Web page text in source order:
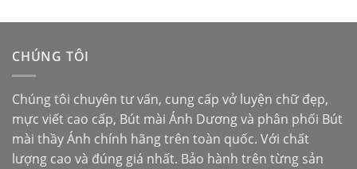
CHÚNG TÔI
Chúng tôi chuyên tư vấn, cung cấp vở luyện chữ đẹp,
mực viết cao cấp, Bút mài Ánh Dươngvà phân phối Bút
mài thầy Ánh chính hãng trên toàn quốc. Với chất
lượng cao và đúng giá nhất. Bảo hành trên từng sản